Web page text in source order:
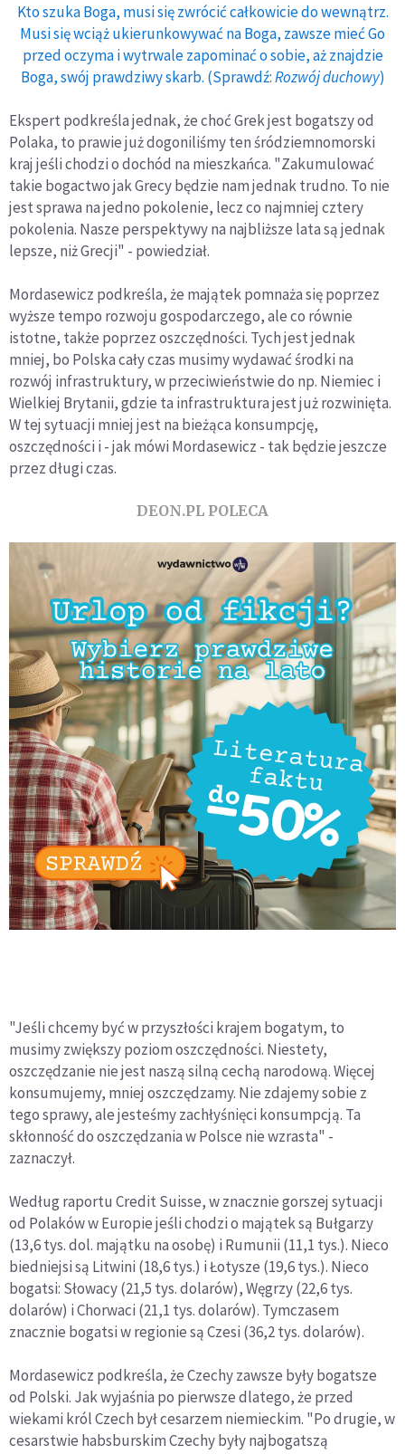
Kto szuka Boga, musi się zwrócić całkowicie do wewnątrz.
Musi się wciąż ukierunkowywać na Boga, zawsze mieć Go
przed oczyma i wytrwale zapominać o sobie, aż znajdzie
Boga, swój prawdziwy skarb. (Sprawdź:Rozwój duchowy)
Ekspert podkreśla jednak, że choć Grek jest bogatszy od
Polaka, to prawie już dogoniliśmy ten śródziemnomorski
kraj jeśli chodzi o dochód na mieszkańca. "Zakumulować
takie bogactwo jak Grecy będzie nam jednak trudno. To nie
jest sprawa na jedno pokolenie, lecz co najmniej cztery
pokolenia. Nasze perspektywy na najbliższe lata są jednak
lepsze, niż Grecji" - powiedział.
Mordasewicz podkreśla, że majątek pomnaża się poprzez
wyższe tempo rozwoju gospodarczego, ale co równie
istotne, także poprzez oszczędności. Tych jest jednak
mniej, bo Polska cały czas musimy wydawać środki na
rozwój infrastruktury, w przeciwieństwie do np. Niemiec i
Wielkiej Brytanii, gdzie ta infrastruktura jest już rozwinięta.
W tej sytuacji mniej jest na bieżąca konsumpcję,
oszczędności i - jak mówi Mordasewicz - tak będzie jeszcze
przez długi czas.
DEON.PL POLECA
"Jeśli chcemy być w przyszłości krajem bogatym, to
musimy zwiększy poziom oszczędności. Niestety,
oszczędzanie nie jest naszą silną cechą narodową. Więcej
konsumujemy, mniej oszczędzamy. Nie zdajemy sobie z
tego sprawy, ale jesteśmy zachłyśnięci konsumpcją. Ta
skłonność do oszczędzania w Polsce nie wzrasta" -
zaznaczył.
Według raportu Credit Suisse, w znacznie gorszej sytuacji
od Polaków w Europie jeśli chodzi o majątek są Bułgarzy
(13,6 tys. dol. majątku na osobę) i Rumunii (11,1 tys.). Nieco
biedniejsi są Litwini (18,6 tys.) i Łotysze (19,6 tys.). Nieco
bogatsi: Słowacy (21,5 tys. dolarów), Węgrzy (22,6 tys.
dolarów) i Chorwaci (21,1 tys. dolarów). Tymczasem
znacznie bogatsi w regionie są Czesi (36,2 tys. dolarów).
Mordasewicz podkreśla, że Czechy zawsze były bogatsze
od Polski. Jak wyjaśnia po pierwsze dlatego, że przed
wiekami król Czech był cesarzem niemieckim. "Po drugie, w
cesarstwie habsburskim Czechy były najbogatszą